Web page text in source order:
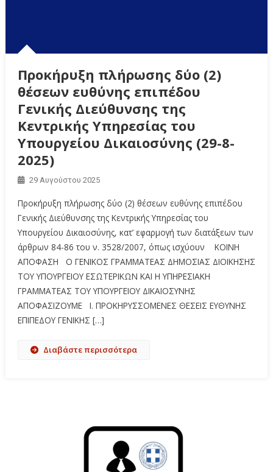
Προκήρυξη πλήρωσης δύο (2)
θέσεων ευθύνης επιπέδου
Γενικής Διεύθυνσης της
Κεντρικής Υπηρεσίας του
Υπουργείου Δικαιοσύνης (29-8-
2025)
29 Αυγούστου 2025
Προκήρυξη πλήρωσης δύο (2) θέσεων ευθύνης επιπέδου
Γενικής Διεύθυνσης της Κεντρικής Υπηρεσίας του
Υπουργείου Δικαιοσύνης, κατ’ εφαρμογή των διατάξεων των
άρθρων 84-86 του ν. 3528/2007, όπως ισχύουν ΚΟΙΝΗ
ΑΠΟΦΑΣΗ Ο ΓΕΝΙΚΟΣ ΓΡΑΜΜΑΤΕΑΣ ΔΗΜΟΣΙΑΣ ΔΙΟΙΚΗΣΗΣ
ΤΟΥ ΥΠΟΥΡΓΕΙΟΥ ΕΣΩΤΕΡΙΚΩΝ ΚΑΙ Η ΥΠΗΡΕΣΙΑΚΗ
ΓΡΑΜΜΑΤΕΑΣ ΤΟΥ ΥΠΟΥΡΓΕΙΟΥ ΔΙΚΑΙΟΣΥΝΗΣ
ΑΠΟΦΑΣΙΖΟΥΜΕ Ι. ΠΡΟΚΗΡΥΣΣΟΜΕΝΕΣ ΘΕΣΕΙΣ ΕΥΘΥΝΗΣ
ΕΠΙΠΕΔΟΥ ΓΕΝΙΚΗΣ […]
Διαβάστε περισσότερα